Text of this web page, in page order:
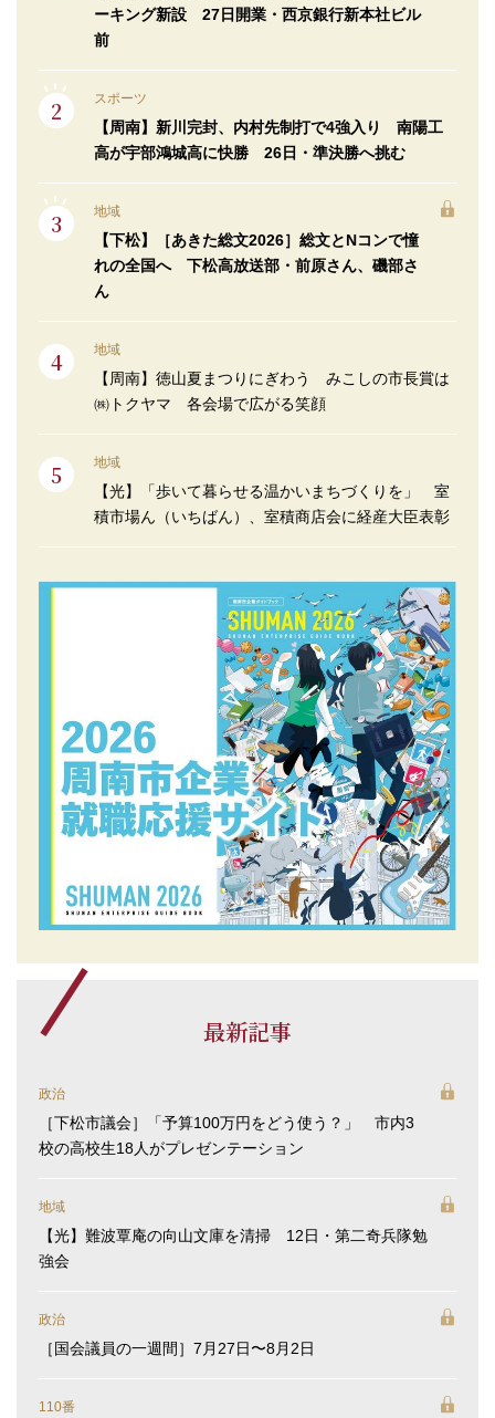
ーキング新設 27日開業・西京銀行新本社ビル
前
スポーツ
【周南】新川完封、内村先制打で4強入り 南陽工
高が宇部鴻城高に快勝 26日・準決勝へ挑む
地域
【下松】［あきた総文2026］総文とNコンで憧
れの全国へ 下松高放送部・前原さん、磯部さ
ん
地域
【周南】徳山夏まつりにぎわう みこしの市長賞は
㈱トクヤマ 各会場で広がる笑顔
地域
【光】「歩いて暮らせる温かいまちづくりを」 室
積市場ん（いちばん）、室積商店会に経産大臣表彰
最新記事
政治
［下松市議会］「予算100万円をどう使う？」 市内3
校の高校生18人がプレゼンテーション
地域
【光】難波覃庵の向山文庫を清掃 12日・第二奇兵隊勉
強会
政治
［国会議員の一週間］7月27日〜8月2日
110番